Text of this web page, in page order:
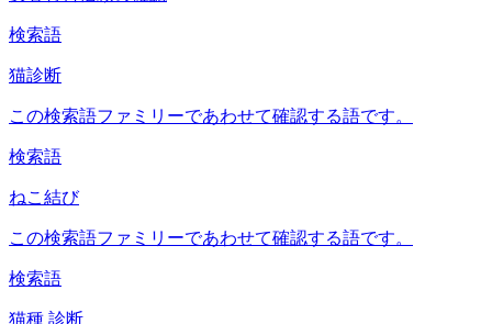
検索語
猫診断
この検索語ファミリーであわせて確認する語です。
検索語
ねこ結び
この検索語ファミリーであわせて確認する語です。
検索語
猫種 診断